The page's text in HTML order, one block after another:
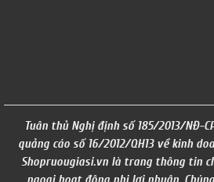
Tuân thủ Nghị định số 185/2013/NĐ-
quảng cáo số 16/2012/QH13 về kinh
Shopruougiasi.vn là trang thông tin